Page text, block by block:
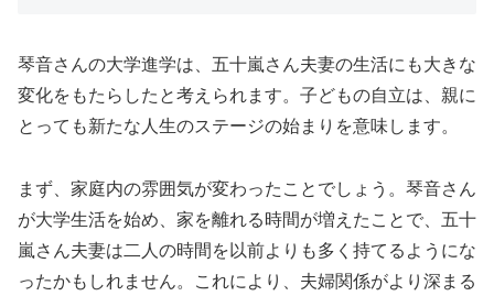
琴音さんの大学進学は、五十嵐さん夫妻の生活にも大きな
変化をもたらしたと考えられます。子どもの自立は、親に
とっても新たな人生のステージの始まりを意味します。
まず、家庭内の雰囲気が変わったことでしょう。琴音さん
が大学生活を始め、家を離れる時間が増えたことで、五十
嵐さん夫妻は二人の時間を以前よりも多く持てるようにな
ったかもしれません。これにより、夫婦関係がより深まる